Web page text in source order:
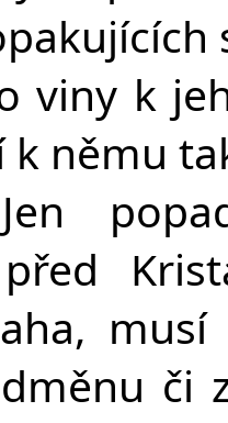
viny k
němu
před
či